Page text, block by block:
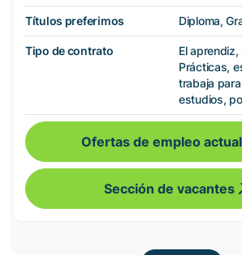
Títulos preferimos Diploma,
Tipo de contrato
El
Prácticas,
trabaja
estudios,
Ofertas de empleo
Sección de vacantes